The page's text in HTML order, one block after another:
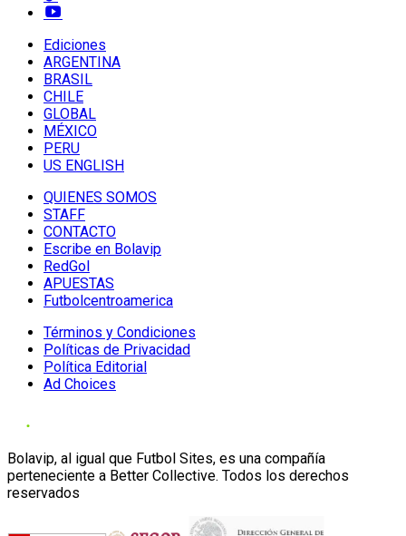
Ediciones
ARGENTINA
BRASIL
CHILE
GLOBAL
MÉXICO
PERU
US ENGLISH
QUIENES SOMOS
STAFF
CONTACTO
Escribe en Bolavip
RedGol
APUESTAS
Futbolcentroamerica
Términos y Condiciones
Políticas de Privacidad
Política Editorial
Ad Choices
Bolavip, al igual que Futbol Sites, es una compañía
perteneciente a Better Collective. Todos los derechos
reservados